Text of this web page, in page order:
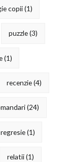
copii(1)
puzzle(3)
(1)
recenzie(4)
(24)
regresie(1)
relatii(1)